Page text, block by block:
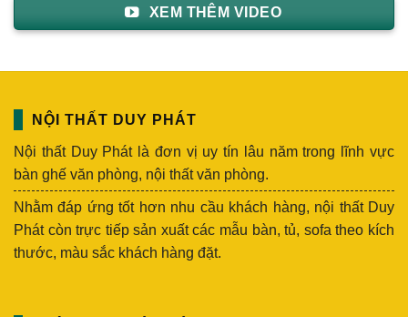
XEM THÊM VIDEO
NỘI THẤT DUY PHÁT
Nội thất Duy Phát là đơn vị uy tín lâu năm trong lĩnh vực
bàn ghế văn phòng, nội thất văn phòng.
Nhằm đáp ứng tốt hơn nhu cầu khách hàng, nội thất Duy
Phát còn trực tiếp sản xuất các mẫu bàn, tủ, sofa theo kích
thước, màu sắc khách hàng đặt.